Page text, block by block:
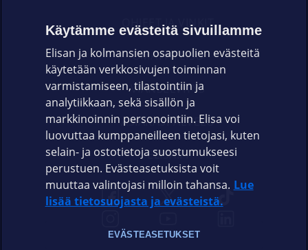
OHJEET JA VINKIT
OMAYHTEISÖ
VIANSELVITYS
ASIAKASPALVELU
ELISA.FI
Käytämme evästeitä sivuillamme
Elisan ja kolmansien osapuolien evästeitä
käytetään verkkosivujen toiminnan
varmistamiseen, tilastointiin ja
analytiikkaan, sekä sisällön ja
markkinoinnin personointiin. Elisa voi
luovuttaa kumppaneilleen tietojasi, kuten
selain- ja ostotietoja suostumukseesi
perustuen. Evästeasetuksista voit
muuttaa valintojasi milloin tahansa. Lue
lisää tietosuojasta ja evästeistä.
EVÄSTEASETUKSET